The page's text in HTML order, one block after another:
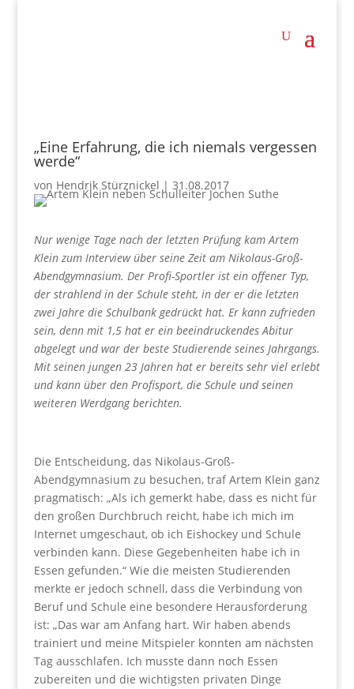
„Eine Erfahrung, die ich niemals vergessen
werde“
von Hendrik Stürznickel | 31.08.2017
Nur wenige Tage nach der letzten Prüfung kam Artem
Klein zum Interview über seine Zeit am Nikolaus-Groß-
Abendgymnasium. Der Profi-Sportler ist ein offener Typ,
der strahlend in der Schule steht, in der er die letzten
zwei Jahre die Schulbank gedrückt hat. Er kann zufrieden
sein, denn mit 1,5 hat er ein beeindruckendes Abitur
abgelegt und war der beste Studierende seines Jahrgangs.
Mit seinen jungen 23 Jahren hat er bereits sehr viel erlebt
und kann über den Profisport, die Schule und seinen
weiteren Werdgang berichten.
Die Entscheidung, das Nikolaus-Groß-
Abendgymnasium zu besuchen, traf Artem Klein ganz
pragmatisch: „Als ich gemerkt habe, dass es nicht für
den großen Durchbruch reicht, habe ich mich im
Internet umgeschaut, ob ich Eishockey und Schule
verbinden kann. Diese Gegebenheiten habe ich in
Essen gefunden.“ Wie die meisten Studierenden
merkte er jedoch schnell, dass die Verbindung von
Beruf und Schule eine besondere Herausforderung
ist: „Das war am Anfang hart. Wir haben abends
trainiert und meine Mitspieler konnten am nächsten
Tag ausschlafen. Ich musste dann noch Essen
zubereiten und die wichtigsten privaten Dinge